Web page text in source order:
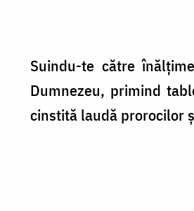
Suindu-te către
Dumnezeu, primind
cinstită laudă prorocilor